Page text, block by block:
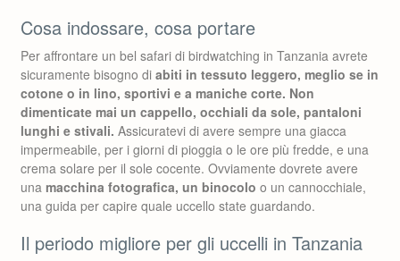
Cosa indossare, cosa portare
Per affrontare un bel safari di birdwatching in Tanzania avrete
sicuramente bisogno di abiti in tessuto leggero, meglio se in
cotone o in lino, sportivi e a maniche corte. Non
dimenticate mai un cappello, occhiali da sole, pantaloni
lunghi e stivali. Assicuratevi di avere sempre una giacca
impermeabile, per i giorni di pioggia o le ore più fredde, e una
crema solare per il sole cocente. Ovviamente dovrete avere
una macchina fotografica, un binocolo o un cannocchiale,
una guida per capire quale uccello state guardando.
Il periodo migliore per gli uccelli in Tanzania